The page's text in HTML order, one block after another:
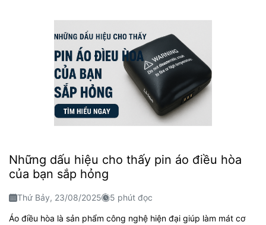
Những dấu hiệu cho thấy pin áo điều hòa
của bạn sắp hỏng
Thứ Bảy, 23/08/2025 5 phút đọc
Áo điều hòa là sản phẩm công nghệ hiện đại giúp làm mát cơ